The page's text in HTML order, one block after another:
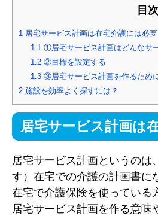
目次
1 居宅サービス計画は在宅介護には必要
1.1①居宅サービス計画はどんなサ
1.2②目標を設定する
1.3③居宅サービス計画を作るため
2 施設を効率よく探すには？
居宅サービス計画は
居宅サービス計画というの
す）在宅での介護の計画書に
在宅で介護保険を使っている
居宅サービス計画を作る意